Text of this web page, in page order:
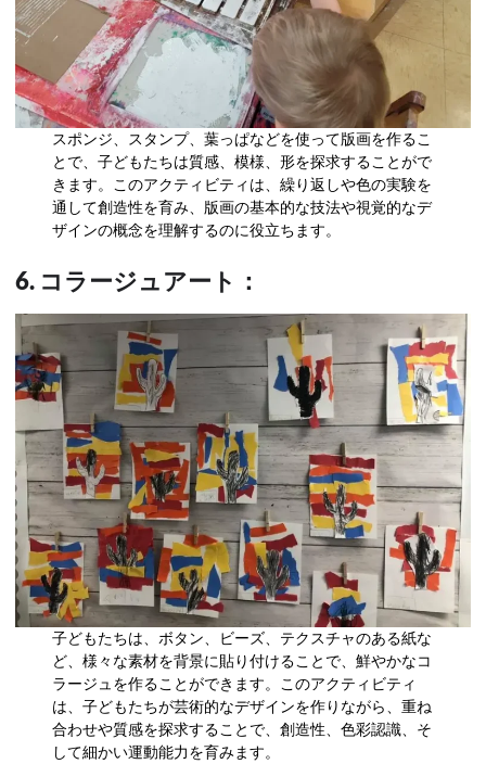
スポンジ、スタンプ、葉っぱなどを使って版画を作るこ
とで、子どもたちは質感、模様、形を探求することがで
きます。このアクティビティは、繰り返しや色の実験を
通して創造性を育み、版画の基本的な技法や視覚的なデ
ザインの概念を理解するのに役立ちます。
6. コラージュアート：
子どもたちは、ボタン、ビーズ、テクスチャのある紙な
ど、様々な素材を背景に貼り付けることで、鮮やかなコ
ラージュを作ることができます。このアクティビティ
は、子どもたちが芸術的なデザインを作りながら、重ね
合わせや質感を探求することで、創造性、色彩認識、そ
して細かい運動能力を育みます。